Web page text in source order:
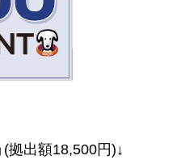
拠出額18,500円)↓